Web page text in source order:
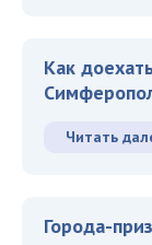
Как
Читать
Города-